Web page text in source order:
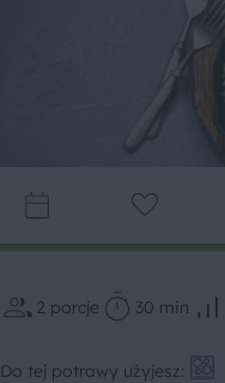
2 porcje 30 min
Do tej potrawy użyjesz: